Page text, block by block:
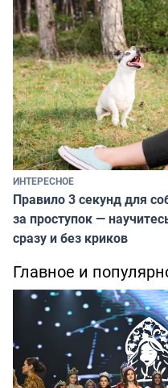
ИНТЕРЕСНОЕ
Правило 3 секунд для
за проступок —
сразу и без криков
Главное и